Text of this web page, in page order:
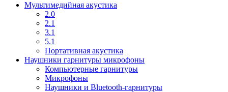
Мультимедийная акустика
2.0
2.1
3.1
5.1
Портативная акустика
Наушники гарнитуры микрофоны
Компьютерные гарнитуры
Микрофоны
Наушники и Bluetooth-гарнитуры